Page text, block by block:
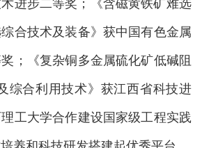
步二等奖；《含磁黄铁矿难选
合技术及装备》获中国有色金属
《复杂铜多金属硫化矿低碱阻
综合利用技术》获江西省科技进
工大学合作建设国家级工程实践